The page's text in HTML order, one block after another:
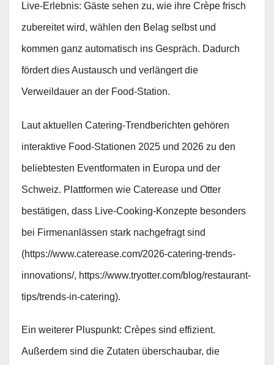
Live‑Erlebnis: Gäste sehen zu, wie ihre Crèpe frisch
zubereitet wird, wählen den Belag selbst und
kommen ganz automatisch ins Gespräch. Dadurch
fördert dies Austausch und verlängert die
Verweildauer an der Food‑Station.
Laut aktuellen Catering‑Trendberichten gehören
interaktive Food‑Stationen 2025 und 2026 zu den
beliebtesten Eventformaten in Europa und der
Schweiz. Plattformen wie Caterease und Otter
bestätigen, dass Live‑Cooking‑Konzepte besonders
bei Firmenanlässen stark nachgefragt sind
(https://www.caterease.com/2026-catering-trends-
innovations/, https://www.tryotter.com/blog/restaurant-
tips/trends-in-catering).
Ein weiterer Pluspunkt: Crèpes sind effizient.
Außerdem sind die Zutaten überschaubar, die